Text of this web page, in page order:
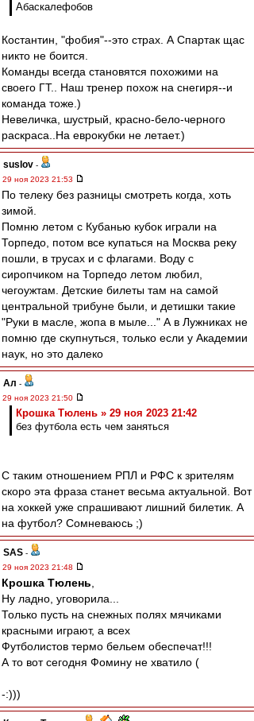
Абаскалефобов
Костантин, "фобия"--это страх. А Спартак щас
никто не боится.
Команды всегда становятся похожими на
своего ГТ.. Наш тренер похож на снегиря--и
команда тоже.)
Невеличка, шустрый, красно-бело-черного
раскраса..На еврокубки не летает.)
suslov -
29 ноя 2023 21:53
По телеку без разницы смотреть когда, хоть
зимой.
Помню летом с Кубанью кубок играли на
Торпедо, потом все купаться на Москва реку
пошли, в трусах и с флагами. Воду с
сиропчиком на Торпедо летом любил,
чегоужтам. Детские билеты там на самой
центральной трибуне были, и детишки такие
"Руки в масле, жопа в мыле..." А в Лужниках не
помню где скупнуться, только если у Академии
наук, но это далеко
Ал -
29 ноя 2023 21:50
Крошка Тюлень » 29 ноя 2023 21:42
без футбола есть чем заняться
С таким отношением РПЛ и РФС к зрителям
скоро эта фраза станет весьма актуальной. Вот
на хоккей уже спрашивают лишний билетик. А
на футбол? Сомневаюсь ;)
SAS -
29 ноя 2023 21:48
Крошка Тюлень
Ну ладно, уговорила...
Только пусть на снежных полях мячиками
красными играют, а всех
Футболистов термо бельем обеспечат!!!
А то вот сегодня Фомину не хватило (
-:)))